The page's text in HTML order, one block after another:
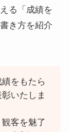
る「成績を
き方を紹介
をもたら
いたしま
観客を魅了